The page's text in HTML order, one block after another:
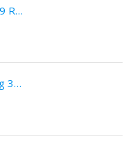
Crédit Agricole Saint-Valérien 69 Rue de La République
Crédit Agricole Moret-Sur-Loing 36 Rue Grande